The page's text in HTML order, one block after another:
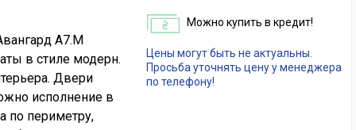
А7.М
в стиле модерн.
Двери
исполнение в
по периметру,
Можно купить в кредит!
Цены могут быть не актуальны.
Просьба уточнять цену у менеджера
по телефону!